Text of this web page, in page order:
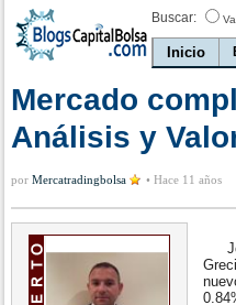
Buscar:
Inicio
Mercado
Análisis y
por Mercatradingbolsa • Hace 11 años